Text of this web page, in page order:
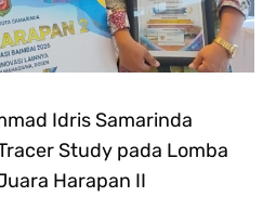
Idris Samarinda
Study pada Lomba
Harapan II